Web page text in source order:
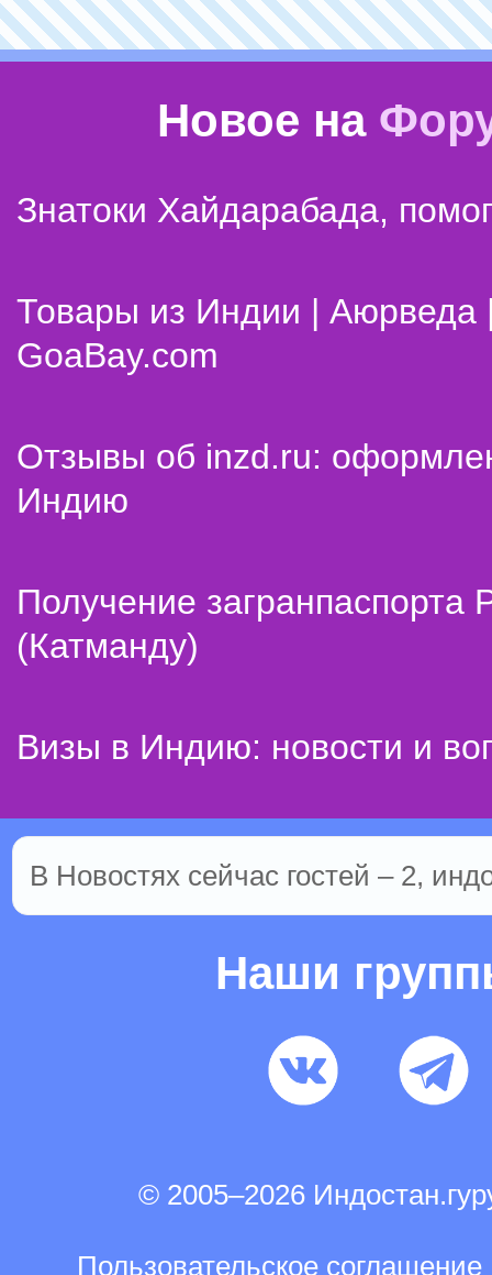
Новое на
Знатоки Хайдарабада,
Товары из Индии | Аюрведа
GoaBay.com
Отзывы об inzd.ru:
Индию
Получение
(Катманду)
Визы в Индию: новости и
В Новостях сейчас гостей – 2,
Наши
© 2005–2026
Пользовательское соглашение